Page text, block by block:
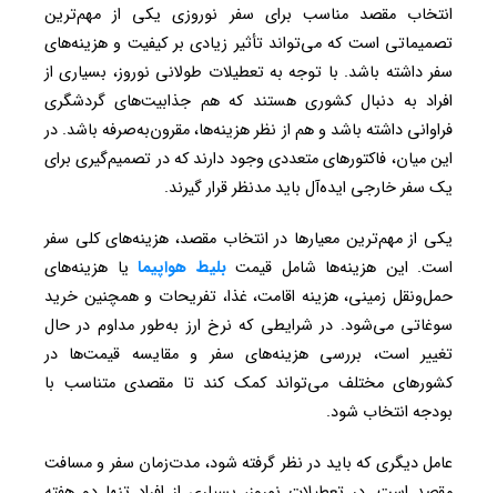
انتخاب مقصد مناسب برای سفر نوروزی یکی از مهم‌ترین
تصمیماتی است که می‌تواند تأثیر زیادی بر کیفیت و هزینه‌های
سفر داشته باشد. با توجه به تعطیلات طولانی نوروز، بسیاری از
افراد به دنبال کشوری هستند که هم جذابیت‌های گردشگری
فراوانی داشته باشد و هم از نظر هزینه‌ها، مقرون‌به‌صرفه باشد. در
این میان، فاکتورهای متعددی وجود دارند که در تصمیم‌گیری برای
یک سفر خارجی ایده‌آل باید مدنظر قرار گیرند.
یکی از مهم‌ترین معیارها در انتخاب مقصد، هزینه‌های کلی سفر
است. این هزینه‌ها شامل قیمتبلیط هواپیما یا هزینه‌های
حمل‌ونقل زمینی، هزینه اقامت، غذا، تفریحات و همچنین خرید
سوغاتی می‌شود. در شرایطی که نرخ ارز به‌طور مداوم در حال
تغییر است، بررسی هزینه‌های سفر و مقایسه قیمت‌ها در
کشورهای مختلف می‌تواند کمک کند تا مقصدی متناسب با
بودجه انتخاب شود.
عامل دیگری که باید در نظر گرفته شود، مدت‌زمان سفر و مسافت